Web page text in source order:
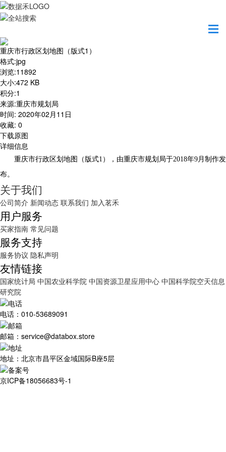
重庆市行政区划地图（版式1）
格式:jpg
浏览:11892
大小:472 KB
积分:1
来源:重庆市规划局
时间: 2020年02月11日
收藏: 0
下载原图
详细信息
重庆市行政区划地图（版式1），由重庆市规划局于2018年9月制作发
布。
关于我们
公司简介 新闻动态 联系我们 加入茗禾
用户服务
买家指南 常见问题
服务支持
服务协议 隐私声明
友情链接
国家统计局 中国农业科学院 中国资源卫星应用中心 中国科学院空天信息
研究院
电话：010-53689091
邮箱：service@databox.store
地址：北京市昌平区金域国际B座5层
京ICP备18056683号-1